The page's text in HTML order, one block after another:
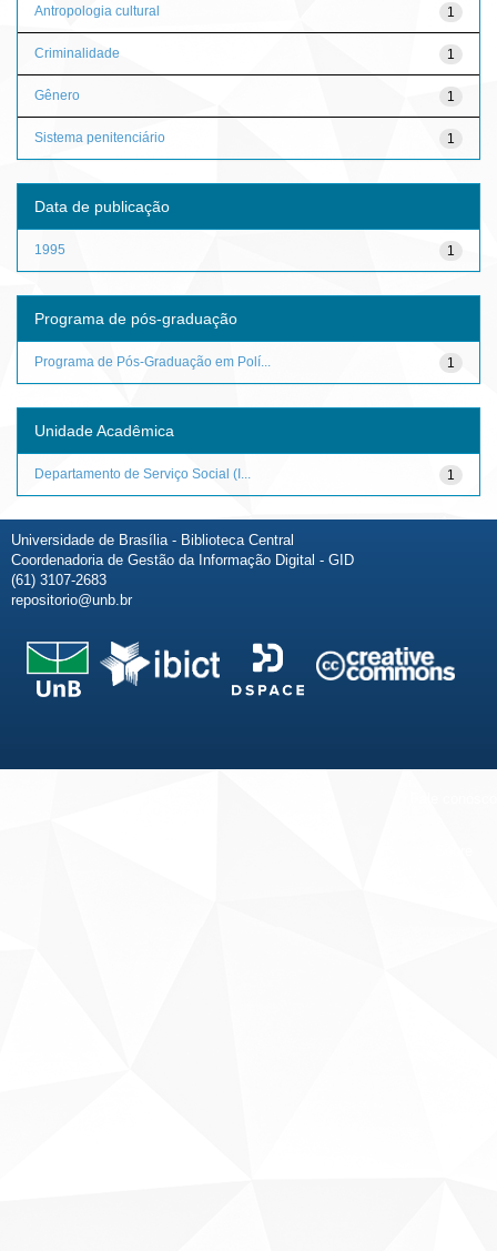
1
Antropologia cultural
1
Criminalidade
1
Gênero
1
Sistema penitenciário
Data de publicação
1
1995
Programa de pós-graduação
1
Programa de Pós-Graduação em Polí...
Unidade Acadêmica
1
Departamento de Serviço Social (I...
Universidade de Brasília - Biblioteca Central
Coordenadoria de Gestão da Informação Digital - GID
(61) 3107-2683
repositorio@unb.br